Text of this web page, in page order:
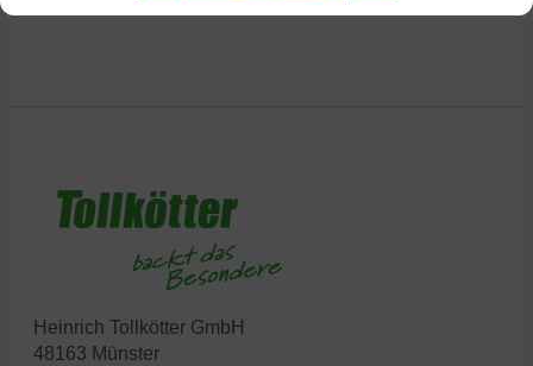
Heinrich Tollkötter GmbH
48163 Münster